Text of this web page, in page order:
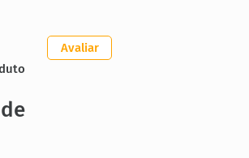
Avaliar